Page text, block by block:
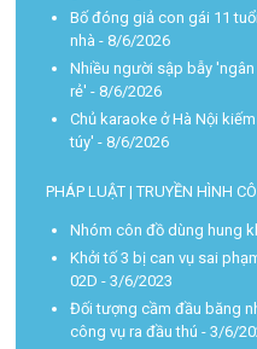
Bố đóng giả con gái 11
nhà - 8/6/2026
Nhiều người sập bẫy
rẻ' - 8/6/2026
Chủ karaoke ở Hà Nội
túy' - 8/6/2026
PHÁP LUẬT | TRUYỀN HÌNH
Nhóm côn đồ dùng hung
Khởi tố 3 bị can vụ sai
02D - 3/6/2023
Đối tượng cầm đầu băng
công vụ ra đầu thú - 3/6/